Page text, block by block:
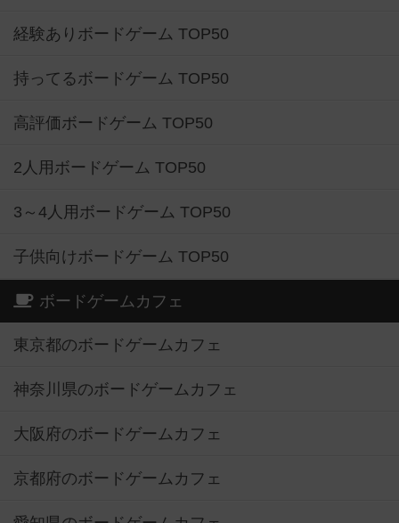
経験ありボードゲーム TOP50
持ってるボードゲーム TOP50
高評価ボードゲーム TOP50
2人用ボードゲーム TOP50
3～4人用ボードゲーム TOP50
子供向けボードゲーム TOP50
ボードゲームカフェ
東京都のボードゲームカフェ
神奈川県のボードゲームカフェ
大阪府のボードゲームカフェ
京都府のボードゲームカフェ